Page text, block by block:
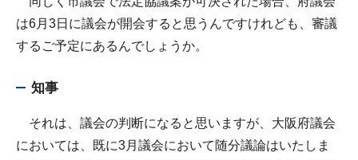
は6月3日に議会が開会すると思うんですけれども、審議
するご予定にあるんでしょうか。
知事
それは、議会の判断になると思いますが、大阪府議会
においては、既に3月議会において随分議論はいたしま